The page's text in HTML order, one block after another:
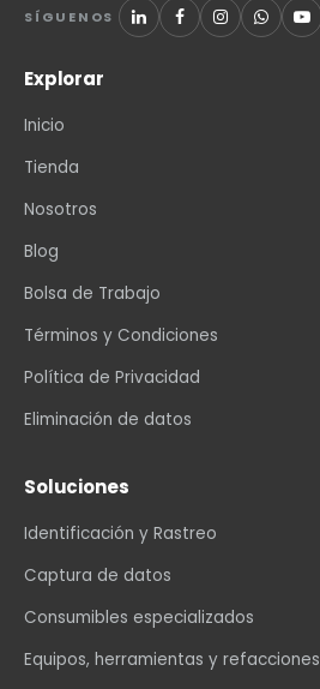
SÍGUENOS
Explorar
Inicio
Tienda
Nosotros
Blog
Bolsa de Trabajo
Términos y Condiciones
Política de Privacidad
Eliminación de datos
Soluciones
Identificación y Rastreo
Captura de datos
Consumibles especializados
Equipos, herramientas y refacciones